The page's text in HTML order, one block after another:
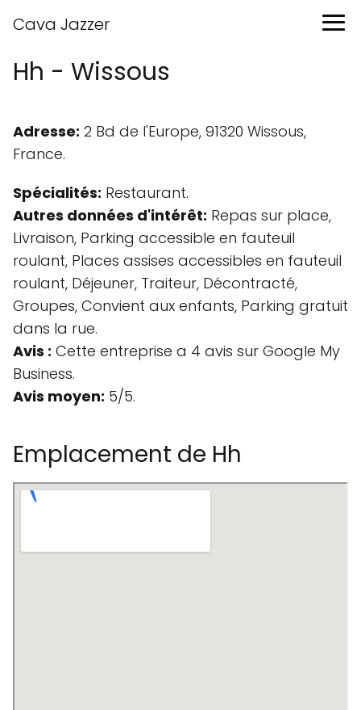
Cava Jazzer
Hh - Wissous
Adresse: 2 Bd de l'Europe, 91320 Wissous,
France.
Spécialités: Restaurant.
Autres données d'intérêt: Repas sur place,
Livraison, Parking accessible en fauteuil
roulant, Places assises accessibles en fauteuil
roulant, Déjeuner, Traiteur, Décontracté,
Groupes, Convient aux enfants, Parking gratuit
dans la rue.
Avis : Cette entreprise a 4 avis sur Google My
Business.
Avis moyen: 5/5.
Emplacement de Hh